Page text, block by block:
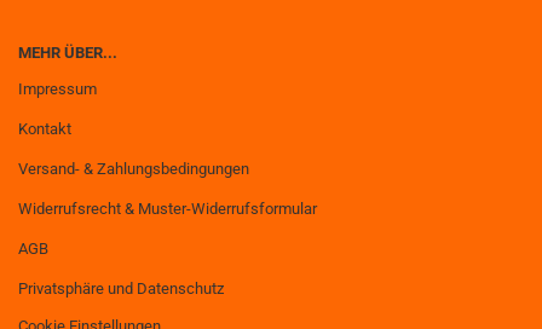
MEHR ÜBER...
Impressum
Kontakt
Versand- & Zahlungsbedingungen
Widerrufsrecht & Muster-Widerrufsformular
AGB
Privatsphäre und Datenschutz